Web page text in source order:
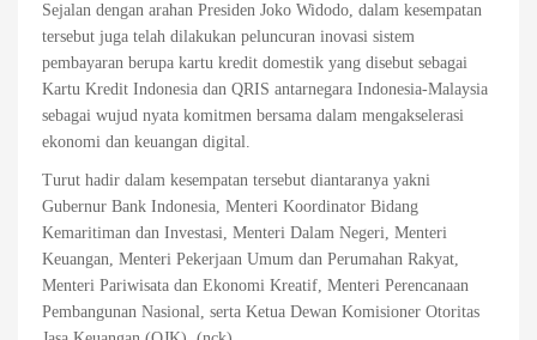
Sejalan dengan arahan Presiden Joko Widodo, dalam kesempatan
tersebut juga telah dilakukan peluncuran inovasi sistem
pembayaran berupa kartu kredit domestik yang disebut sebagai
Kartu Kredit Indonesia dan QRIS antarnegara Indonesia-Malaysia
sebagai wujud nyata komitmen bersama dalam mengakselerasi
ekonomi dan keuangan digital.
Turut hadir dalam kesempatan tersebut diantaranya yakni
Gubernur Bank Indonesia, Menteri Koordinator Bidang
Kemaritiman dan Investasi, Menteri Dalam Negeri, Menteri
Keuangan, Menteri Pekerjaan Umum dan Perumahan Rakyat,
Menteri Pariwisata dan Ekonomi Kreatif, Menteri Perencanaan
Pembangunan Nasional, serta Ketua Dewan Komisioner Otoritas